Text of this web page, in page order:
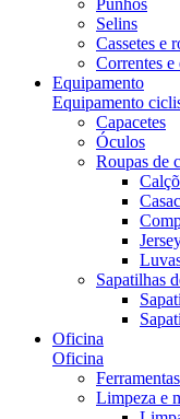
Punhos
Selins
Cassetes e
Correntes e
Equipamento
Equipamento
Capacetes
Óculos
Roupas de
Sapatilhas
Oficina
Oficina
Ferramentas
Limpeza e